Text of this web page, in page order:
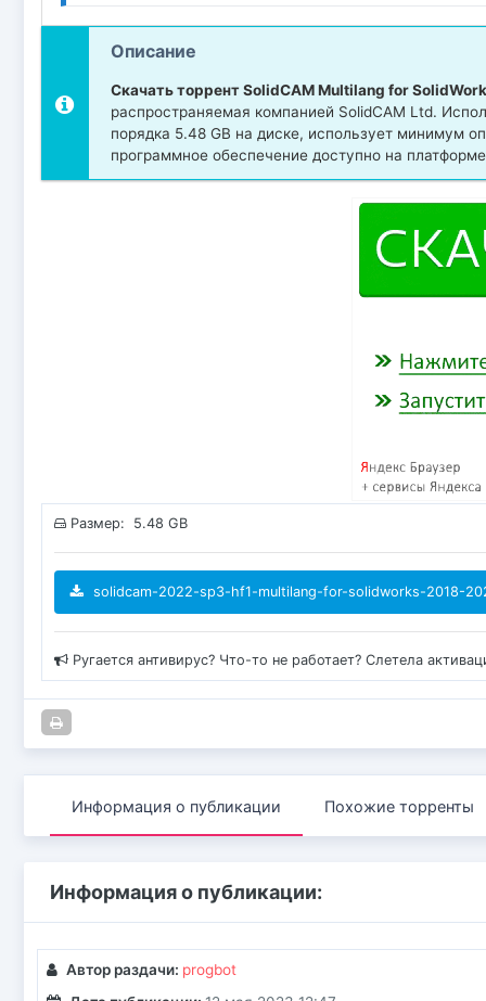
Описание
Скачать торрент SolidCAM Multilang for
распространяемая компанией SolidCAM Ltd.
порядка 5.48 GB на диске, использует минимум
программное обеспечение доступно на
Размер: 5.48 GB
solidcam-2022-sp3-hf1-multilang-for-solidworks-2018-
Ругается антивирус? Что-то не работает? Слетела
Информация о публикации Похожие торренты
Информация о публикации:
Автор раздачи: progbot